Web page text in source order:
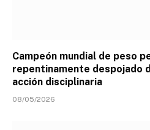
Campeón mundial de peso
repentinamente despojado
acción disciplinaria
08/05/2026